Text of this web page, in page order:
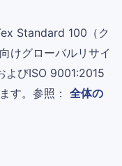
Standard 100（ク
けグローバルリサイ
よびISO 9001:2015
す。参照： 全体の